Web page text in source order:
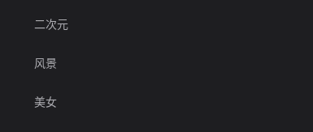
二次元
风景
美女